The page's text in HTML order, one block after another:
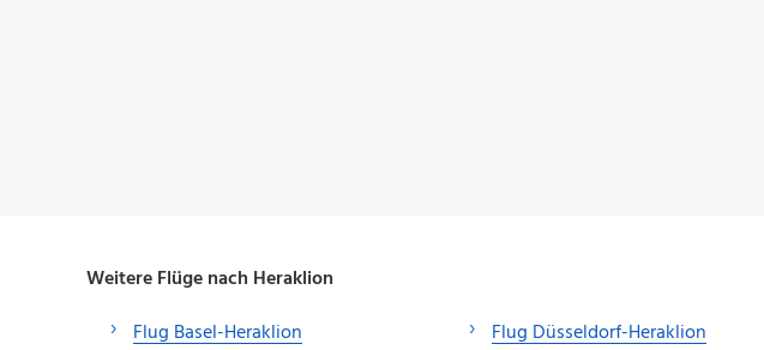
Weitere Flüge nach Heraklion
Flug Basel-Heraklion
Flug Düsseldorf-Heraklion